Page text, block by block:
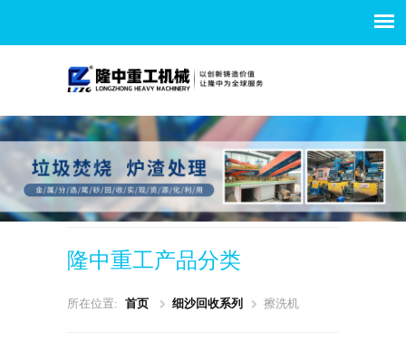
隆中重工产品分类
所在位置: 首页 细沙回收系列 擦洗机